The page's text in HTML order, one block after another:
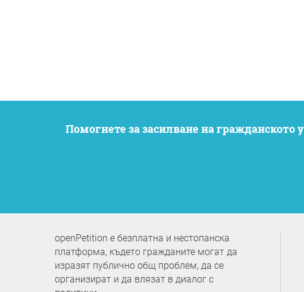
Помогнете за засилване на гражданското участие. Искаме вашите опасения да бъдат чути, като същевременно останем
openPetition е безплатна и нестопанска
платформа, където гражданите могат да
изразят публично общ проблем, да се
организират и да влязат в диалог с